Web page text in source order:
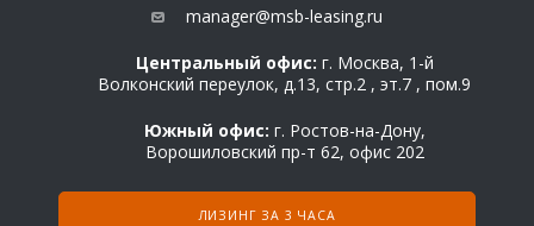
manager@msb-leasing.ru
Центральный офис: г. Москва, 1-й
Волконский переулок, д.13, стр.2 , эт.7 , пом.9
Южный офис: г. Ростов-на-Дону,
Ворошиловский пр-т 62, офис 202
ЛИЗИНГ ЗА 3 ЧАСА